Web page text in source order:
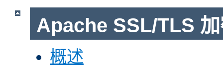
Apache SSL/TLS
概述